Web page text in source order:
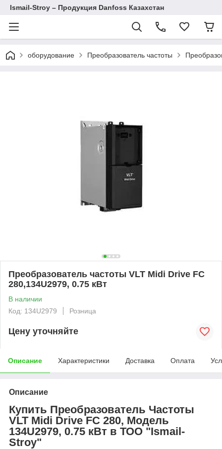
Ismail-Stroy – Продукция Danfoss Казахстан
оборудование Преобразователь частоты
Преобразователь частоты VLT Midi Drive FC
280,134U2979, 0.75 кВт
В наличии
Код: 134U2979
Розница
Цену уточняйте
Описание Характеристики Доставка Оплата
Описание
Купить Преобразователь Частоты
VLT Midi Drive FC 280, Модель
134U2979, 0.75 кВт в ТОО "Ismail-
Stroy"